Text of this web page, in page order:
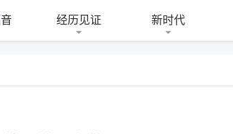
经历见证 新时代